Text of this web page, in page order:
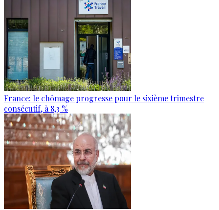
France: le chômage progresse pour le sixième trimestre
consécutif, à 8,3 %